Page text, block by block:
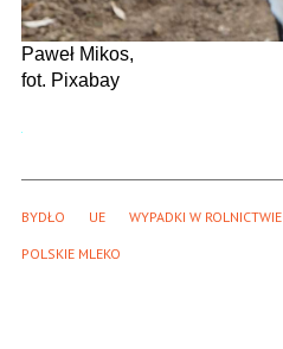
Paweł Mikos,
fot. Pixabay
BYDŁO UE WYPADKI W ROLNICTWIE
POLSKIE MLEKO